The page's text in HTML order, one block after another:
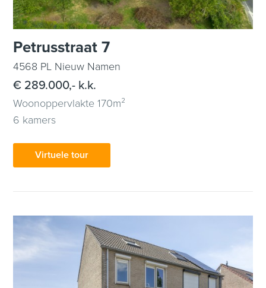
Petrusstraat 7
4568 PL Nieuw Namen
€ 289.000,- k.k.
Woonoppervlakte 170m²
6 kamers
Virtuele tour